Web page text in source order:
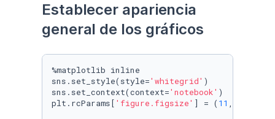
Establecer apariencia
general de los gráficos
%matplotlib inline
sns.set_style(style='whitegrid' )
sns.set_context(context='notebook' )
plt.rcParams[ 'figure.figsize' ] = ( 11 ,